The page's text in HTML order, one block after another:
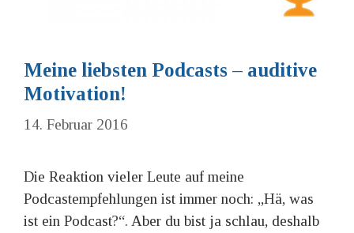
Meine liebsten Podcasts – auditive
Motivation!
14. Februar 2016
Die Reaktion vieler Leute auf meine
Podcastempfehlungen ist immer noch: „Hä, was
ist ein Podcast?“. Aber du bist ja schlau, deshalb